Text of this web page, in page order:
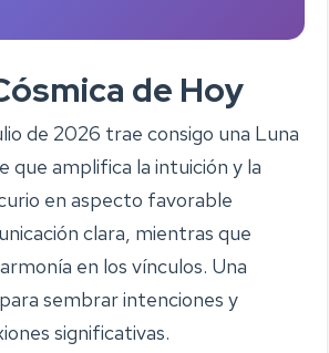
de Hoy
de 2026 trae consigo una Luna
que amplifica la intuición y la
en aspecto favorable
clara, mientras que
en los vínculos. Una
sembrar intenciones y
significativas.